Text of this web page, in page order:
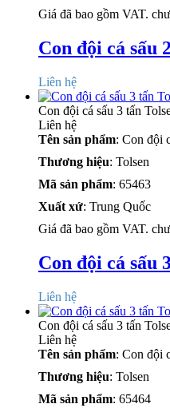
Giá đã bao gồm VAT.
Con đội cá sấu
Liên hệ
Con đội cá sấu 3 tấn
Liên hệ
Tên sản phẩm: Con đội
Thương hiệu: Tolsen
Mã sản phẩm: 65463
Xuất xứ: Trung Quốc
Giá đã bao gồm VAT.
Con đội cá sấu
Liên hệ
Con đội cá sấu 3 tấn
Liên hệ
Tên sản phẩm: Con đội
Thương hiệu: Tolsen
Mã sản phẩm: 65464